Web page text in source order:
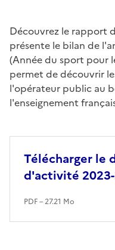
Découvrez le rapport
présente le bilan de
(Année du sport pour
permet de découvrir
l'opérateur public au
l'enseignement
Télécharger le
d'activité
PDF – 27.21 Mo